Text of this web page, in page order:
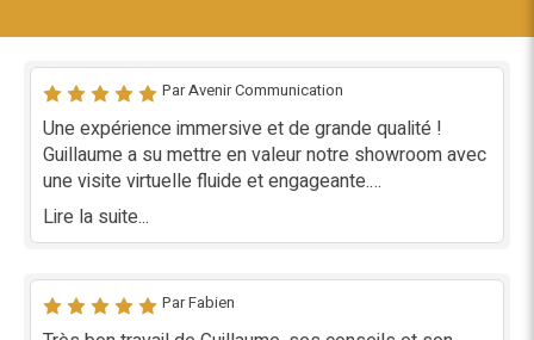
Par Avenir Communication
Une expérience immersive et de grande qualité !
Guillaume a su mettre en valeur notre showroom avec
une visite virtuelle fluide et engageante.
Professionnalisme, écoute et expertise au rendez-
Lire la suite...
Par Fabien